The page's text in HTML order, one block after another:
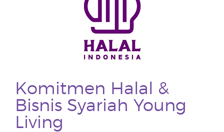
Komitmen Halal &
Bisnis Syariah Young
Living